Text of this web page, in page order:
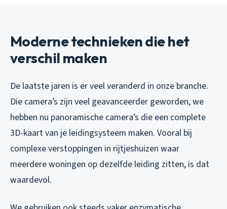
Moderne technieken die het
verschil maken
De laatste jaren is er veel veranderd in onze branche.
Die camera’s zijn veel geavanceerder geworden, we
hebben nu panoramische camera’s die een complete
3D-kaart van je leidingsysteem maken. Vooral bij
complexe verstoppingen in rijtjeshuizen waar
meerdere woningen op dezelfde leiding zitten, is dat
waardevol.